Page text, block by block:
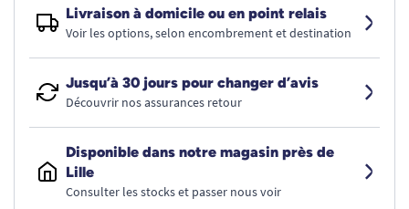
Livraison à domicile ou en point relais
Voir les options, selon encombrement et destination
Jusqu’à 30 jours pour changer d’avis
Découvrir nos assurances retour
Disponible dans notre magasin près de
Lille
Consulter les stocks et passer nous voir